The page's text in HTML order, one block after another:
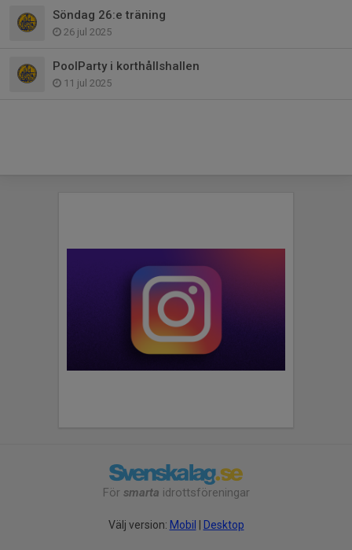
Söndag 26:e träning
26 jul 2025
PoolParty i korthållshallen
11 jul 2025
För smarta idrottsföreningar
Välj version: Mobil | Desktop